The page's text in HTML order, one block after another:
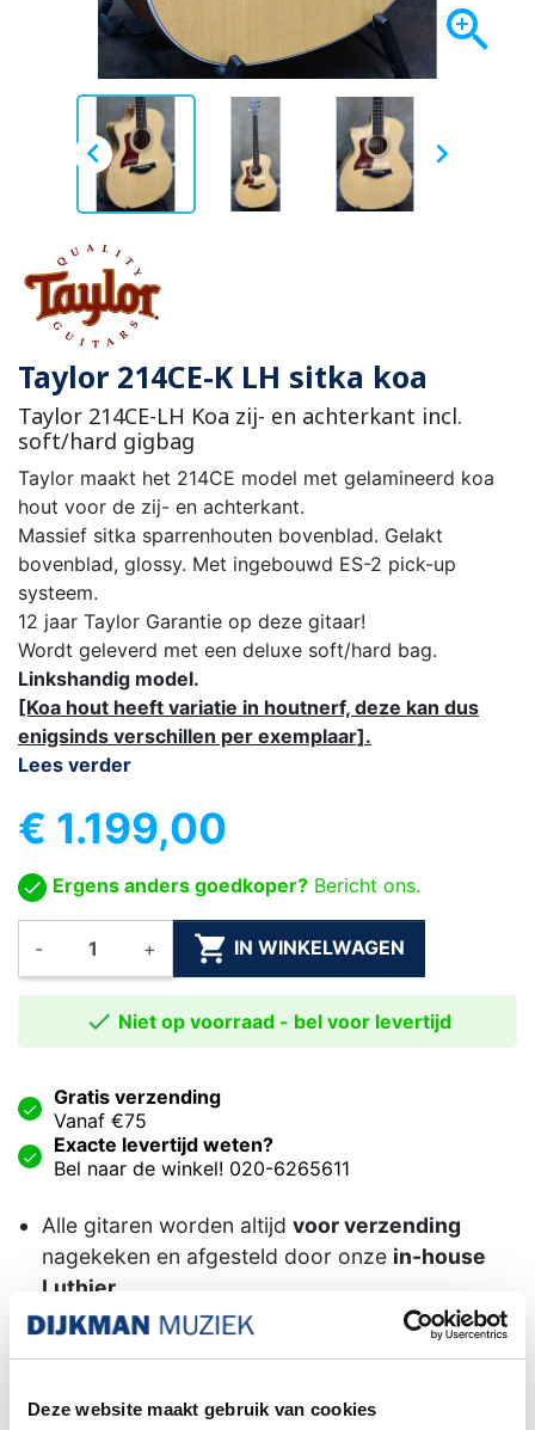
Deze website maakt gebruik van cookies

 
Taylor 214CE-K LH sitka koa
Taylor 214CE-LH Koa zij- en achterkant incl.
soft/hard gigbag
Taylor maakt het 214CE model met gelamineerd koa
hout voor de zij- en achterkant.
Massief sitka sparrenhouten bovenblad. Gelakt
bovenblad, glossy. Met ingebouwd ES-2 pick-up
systeem.
12 jaar Taylor Garantie op deze gitaar!
Wordt geleverd met een deluxe soft/hard bag.
Linkshandig model.
[Koa hout heeft variatie in houtnerf, deze kan dus
enigsinds verschillen per exemplaar].
Lees verder
€ 1.199,00
Ergens anders goedkoper? Bericht ons.
- +  IN WINKELWAGEN
 Niet op voorraad - bel voor levertijd
Gratis verzending
Vanaf €75
Exacte levertijd weten?
Bel naar de winkel! 020-6265611
Alle gitaren worden altijd voor verzending
nagekeken en afgesteld door onze in-house
Luthier.
Het kiezen van eenDHL service punt is niet
bevat. Dit formaat pakket wordt door het